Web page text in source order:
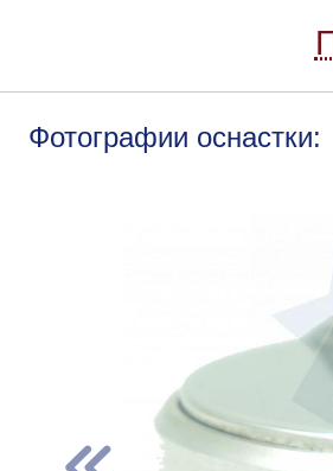
Фотографии оснастки: